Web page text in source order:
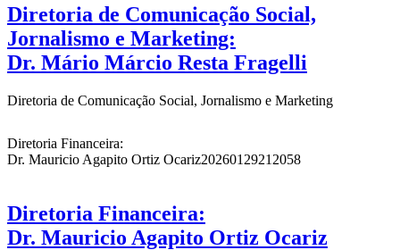
Diretoria de Comunicação Social,
Jornalismo e Marketing:
Dr. Mário Márcio Resta Fragelli
Diretoria de Comunicação Social, Jornalismo e Marketing
Diretoria Financeira:
Dr. Mauricio Agapito Ortiz Ocariz20260129212058
Diretoria Financeira:
Dr. Mauricio Agapito Ortiz Ocariz